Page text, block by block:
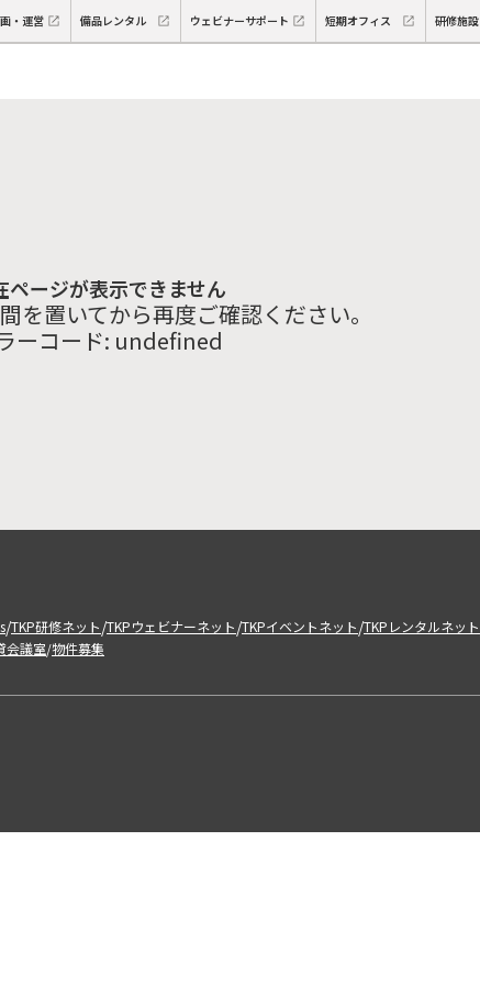
・運営 備品レンタル ウェビナーサポート 短期オフィス 研修施設
ページが表示できません
を置いてから再度ご確認ください。
ーコード: undefined
/TKP研修ネット/TKPウェビナーネット/TKPイベントネット/TKPレンタルネット
会議室/物件募集